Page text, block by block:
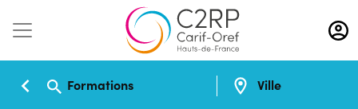
Aller
au
contenu
Formations Ville